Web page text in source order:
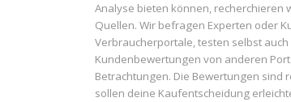
Analyse bieten können, recherchieren
Quellen. Wir befragen Experten oder
Verbraucherportale, testen selbst
Kundenbewertungen von anderen
Betrachtungen. Die Bewertungen sind
sollen deine Kaufentscheidung